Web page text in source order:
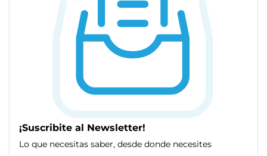
¡Suscribite al Newsletter!
Lo que necesitas saber, desde donde necesites